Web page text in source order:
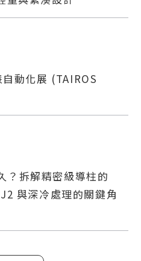
動化展 (TAIROS
？拆解精密級導柱的
與深冷處理的關鍵角